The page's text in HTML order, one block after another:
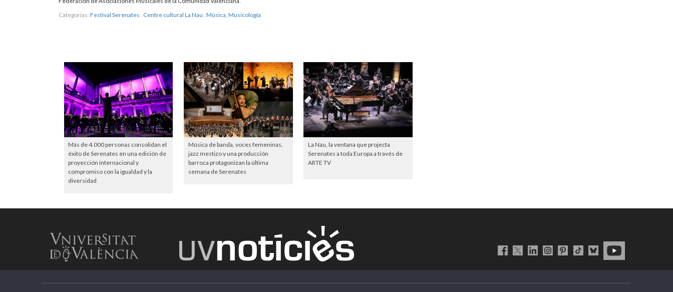
Categorias: Festival Serenates Centre cultural La Nau Música, Musicología
Más de 4.000 personas consolidan el
éxito de Serenates en una edición de
proyección internacional y
compromiso con la igualdad y la
diversidad
Música de banda, voces femeninas,
jazz mestizo y una producción
barroca protagonizan la última
semana de Serenates
La Nau, la ventana que projecta
Serenates a toda Europa a través de
ARTE TV